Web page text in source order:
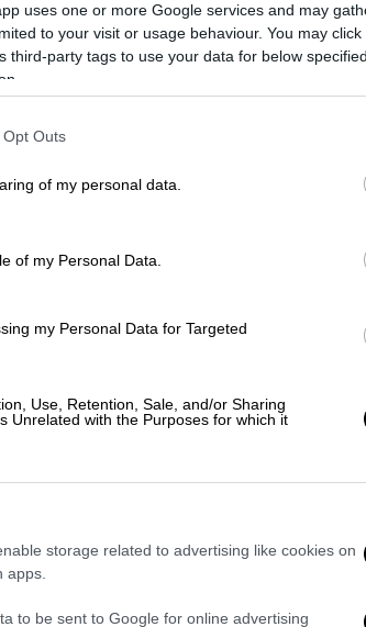
uses one or more Google services and may
to your visit or usage behaviour. You may
third-party tags to use your data for below
Outs
of my personal data.
of my Personal Data.
my Personal Data for Targeted
Use, Retention, Sale, and/or Sharing
Unrelated with the Purposes for which it
storage related to advertising like cookies on
apps.
to be sent to Google for online advertising
6 Ιουνίου στις 24.00, στο
o Ευκλείδης Τσακαλώτος
Τζανακόπουλος,
(vid)
Πέμπτη, 23 Μαΐου, στο Open